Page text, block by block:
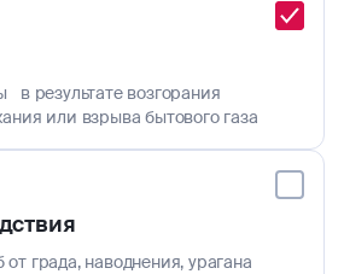
в результате возгорания
или взрыва бытового газа
града, наводнения, урагана